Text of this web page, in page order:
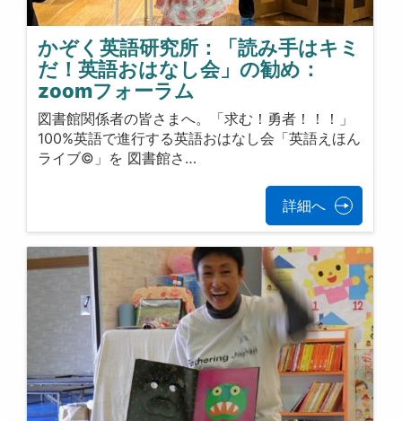
かぞく英語研究所：「読み手はキミ
だ！英語おはなし会」の勧め：
zoomフォーラム
図書館関係者の皆さまへ。「求む！勇者！！！」
100%英語で進行する英語おはなし会「英語えほん
ライブ©」を 図書館さ…
詳細へ